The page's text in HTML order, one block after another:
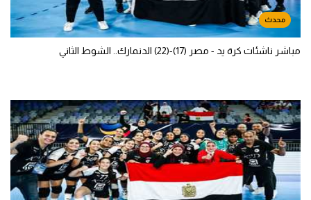
مباشر ناشئات كرة يد - مصر (17)-(22) الدنمارك.. الشوط الثاني